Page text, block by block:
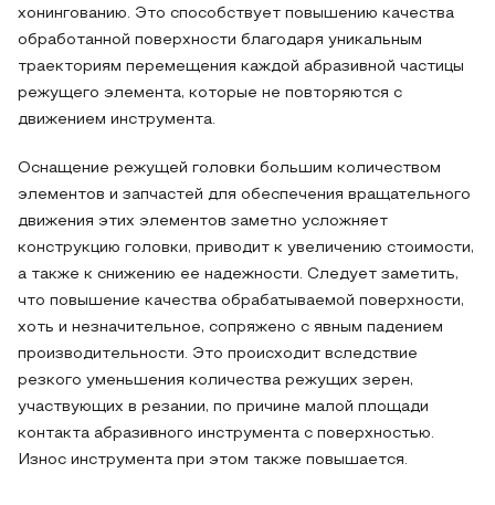
хонингованию. Это способствует повышению качества
обработанной поверхности благодаря уникальным
траекториям перемещения каждой абразивной частицы
режущего элемента, которые не повторяются с
движением инструмента.
Оснащение режущей головки большим количеством
элементов и запчастей для обеспечения вращательного
движения этих элементов заметно усложняет
конструкцию головки, приводит к увеличению стоимости,
а также к снижению ее надежности. Следует заметить,
что повышение качества обрабатываемой поверхности,
хоть и незначительное, сопряжено с явным падением
производительности. Это происходит вследствие
резкого уменьшения количества режущих зерен,
участвующих в резании, по причине малой площади
контакта абразивного инструмента с поверхностью.
Износ инструмента при этом также повышается.